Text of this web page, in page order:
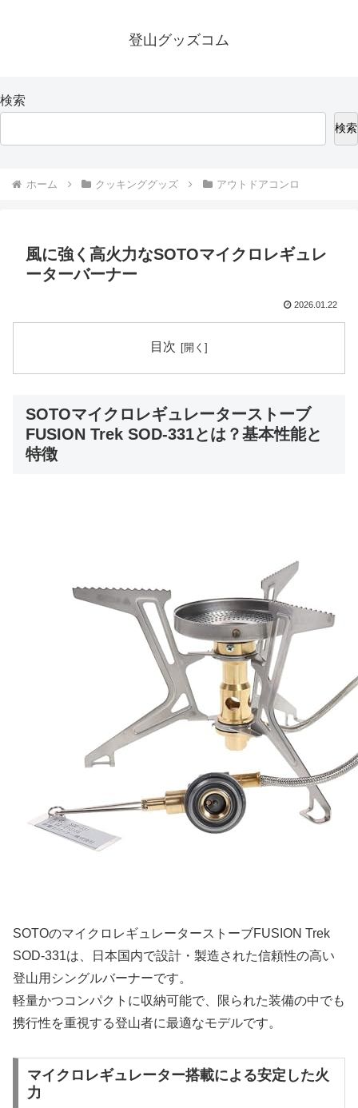
登山グッズコム
検索
検索
ホーム クッキンググッズ アウトドアコンロ
風に強く高火力なSOTOマイクロレギュレ
ーターバーナー
2026.01.22
目次
SOTOマイクロレギュレーターストーブ
FUSION Trek SOD-331とは？基本性能と
特徴
SOTOのマイクロレギュレーターストーブFUSION Trek
SOD-331は、日本国内で設計・製造された信頼性の高い
登山用シングルバーナーです。
軽量かつコンパクトに収納可能で、限られた装備の中でも
携行性を重視する登山者に最適なモデルです。
マイクロレギュレーター搭載による安定した火
力